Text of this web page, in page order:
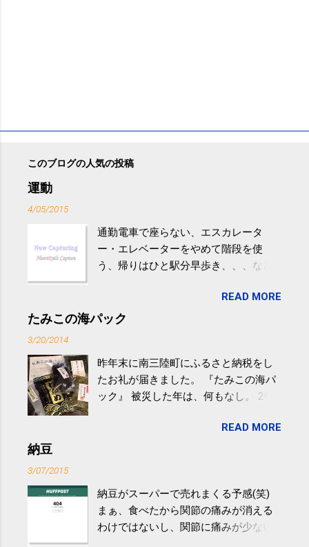
このブログの人気の投稿
運動
4/05/2015
通勤電車で座らない、エスカレータ
ー・エレベーターをやめて階段を使
う、帰りはひと駅分早歩き、、、など
やすい。 スポーツウェア・シューズで
するものだけが運動ではない。 食べ
けると改善する、との結果を筑波大の
研究チームが発表した。改善が期待で
きるのは、過度の飲酒が原因ではない
減らなくても効果があるという。 正田
波大「減量しなくても効果」 - ニュー
ス - アピタル（医療・健康）
READ MORE
たみこの海パック
3/20/2014
昨年末に南三陸町にふるさと納税をし
たお礼が届きました。 『たみこの海パ
ック』 被災した年は、何もなし。 2年
が『たみこの海パック』。 ボランティ
全く考えていなかったので、貰えると
少しづつ復興してる感が伝わってきて
嬉しいです。 あと、ふるさと納税が節
READ MORE
納豆
3/07/2015
納豆がスーパーで売れまくる予感(笑)
まぁ、食べたから関節の痛みが消える
わけではないし、関節に痛みが少ない